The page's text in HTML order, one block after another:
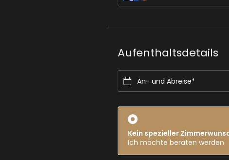
Aufenthaltsdetails
An- und Abreise*
Kein spezieller
Ich möchte beraten werden